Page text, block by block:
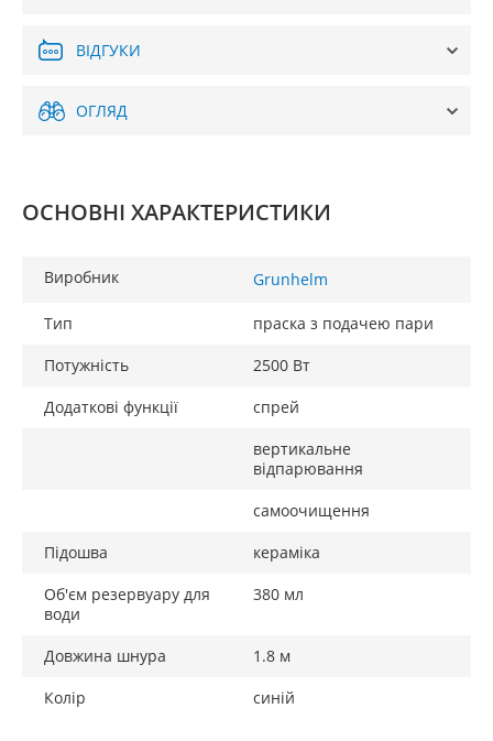
ВІДГУКИ
ОГЛЯД
ОСНОВНІ ХАРАКТЕРИСТИКИ
Виробник Grunhelm
Тип
праска з подачею пари
Потужність
2500 Вт
Додаткові функції
спрей
вертикальне
відпарювання
самоочищення
Підошва
кераміка
Об'єм резервуару для
води
380 мл
Довжина шнура
1.8 м
Колір
синій